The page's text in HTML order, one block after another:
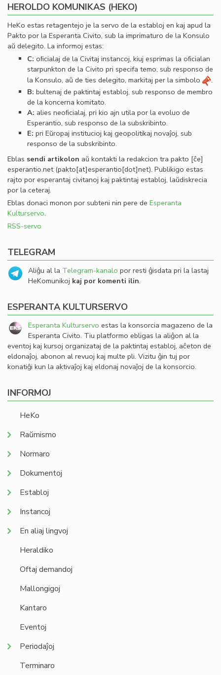
HEROLDO KOMUNIKAS (HEKO)
HeKo estas retagentejo je la servo de la establoj en kaj apud la
Pakto por la Esperanta Civito, sub la imprimaturo de la Konsulo
aŭ delegito. La informoj estas:
C: oﬁcialaj de la Civitaj instancoj, kiuj esprimas la oﬁcialan
starpunkton de la Civito pri specifa temo, sub responso de
la Konsulo, aŭ de ties delegito, markitaj per la simbolo
.
B: bultenaj de paktintaj establoj, sub responso de membro
de la koncerna komitato.
A: alies neoﬁcialaj, pri kio ajn utila por la evoluo de
Esperantio, sub responso de la subskribinto.
E: pri Eŭropaj institucioj kaj geopolitikaj novaĵoj, sub
responso de la subskribinto.
Eblas sendi artikolon aŭ kontakti la redakcion tra pakto [ĉe]
esperantio.net(pakto[at]esperantio[dot]net). Publikigo estas
rajto por esperantaj civitanoj kaj paktintaj establoj, laŭdiskrecia
por la ceteraj.
Eblas donaci monon por subteni nin pere de Esperanta
Kulturservo.
RSS-servo
TELEGRAM
Aliĝu al la Telegram-kanalo por resti ĝisdata pri la lastaj
HeKomunikoj kaj por komenti ilin.
ESPERANTA KULTURSERVO
Esperanta Kulturservo estas la konsorcia magazeno de la
Esperanta Civito. Tiu platformo ebligas la aliĝon al la
eventoj kaj kursoj organizataj de la paktintaj establoj, aĉeton de
eldonaĵoj, abonon al revuoj kaj multe pli. Vizitu ĝin tuj por
konatiĝi kun la aktivaĵoj kaj eldonaj novaĵoj de la konsorcio.
INFORMOJ
HeKo
Raŭmismo
Normaro
Dokumentoj
Establoj
Instancoj
En aliaj lingvoj
Heraldiko
Oftaj demandoj
Mallongigoj
Kantaro
Eventoj
Periodaĵoj
Terminaro